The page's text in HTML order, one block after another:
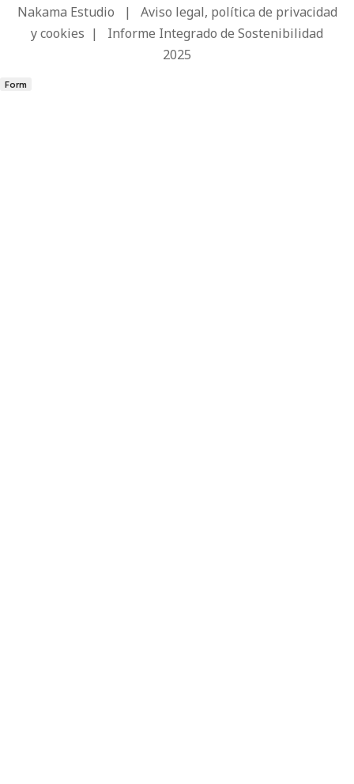
Nakama Estudio | Aviso legal, política de privacidad
y cookies | Informe Integrado de Sostenibilidad
2025
Form